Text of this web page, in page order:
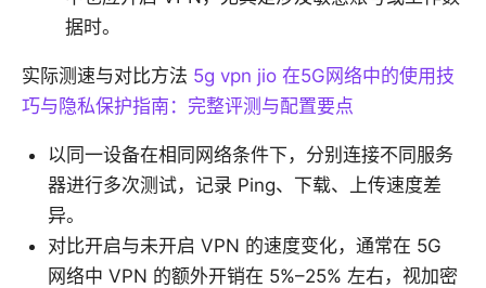
据时。
实际测速与对比方法 5g vpn jio 在5G网络中的使用技
巧与隐私保护指南：完整评测与配置要点
以同一设备在相同网络条件下，分别连接不同服务
器进行多次测试，记录 Ping、下载、上传速度差
异。
对比开启与未开启 VPN 的速度变化，通常在 5G
网络中 VPN 的额外开销在 5%–25% 左右，视加密